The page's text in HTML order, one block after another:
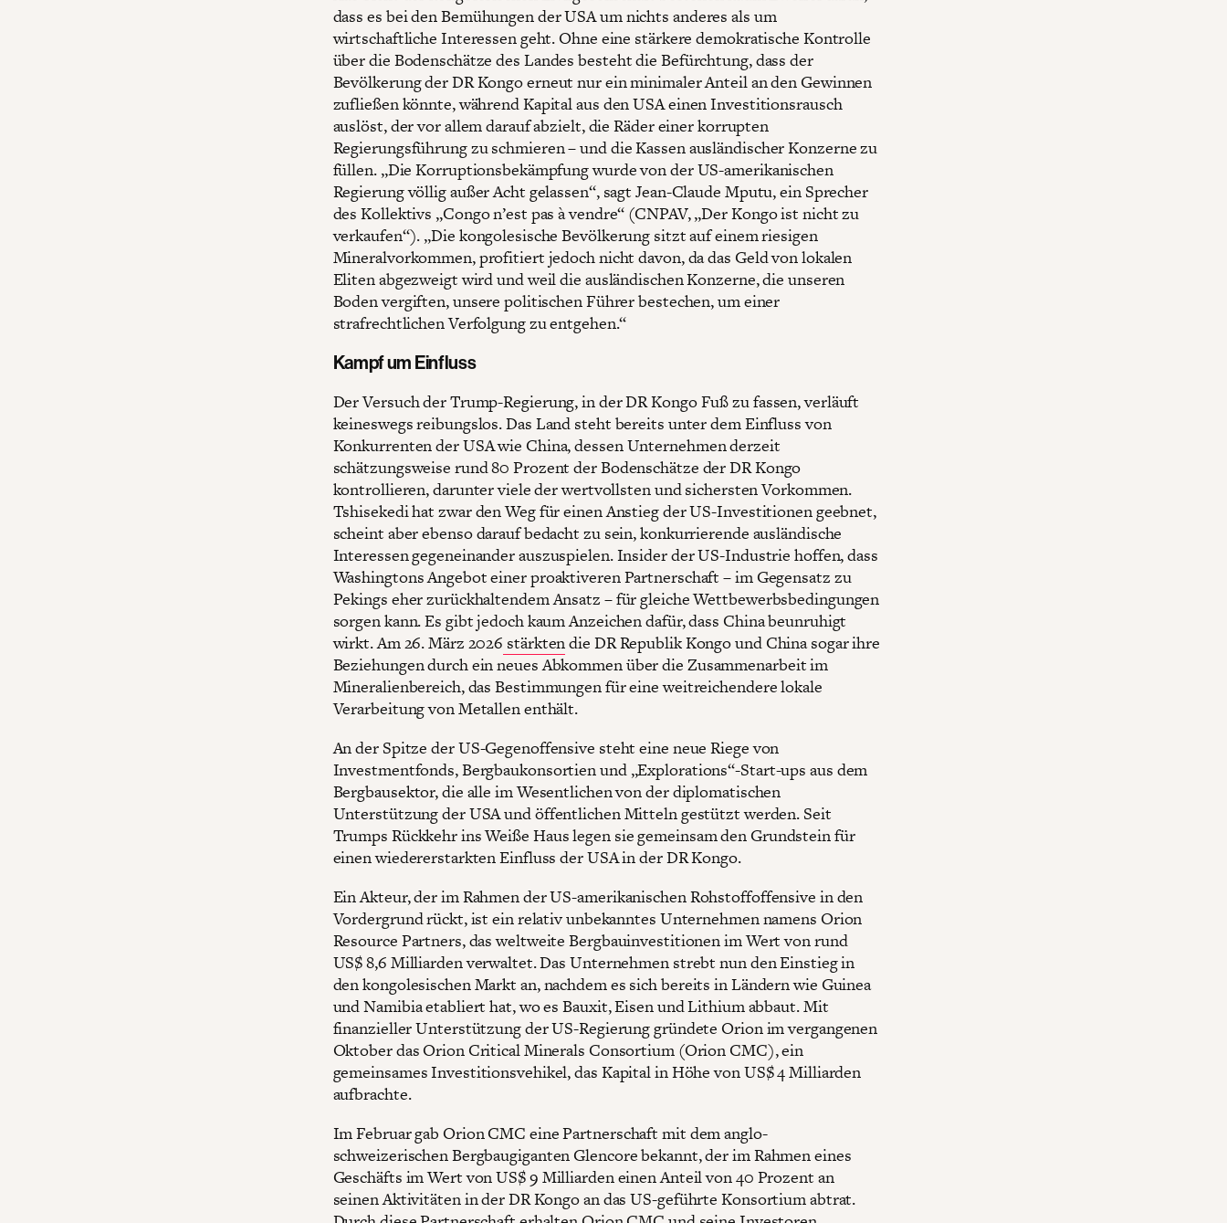
dass es bei den Bemühungen der USA um nichts anderes als um
wirtschaftliche Interessen geht. Ohne eine stärkere demokratische Kontrolle
über die Bodenschätze des Landes besteht die Befürchtung, dass der
Bevölkerung der DR Kongo erneut nur ein minimaler Anteil an den Gewinnen
zufließen könnte, während Kapital aus den USA einen Investitionsrausch
auslöst, der vor allem darauf abzielt, die Räder einer korrupten
Regierungsführung zu schmieren – und die Kassen ausländischer Konzerne zu
füllen. „Die Korruptionsbekämpfung wurde von der US-amerikanischen
Regierung völlig außer Acht gelassen“, sagt Jean-Claude Mputu, ein Sprecher
des Kollektivs „Congo n’est pas à vendre“ (CNPAV, „Der Kongo ist nicht zu
verkaufen“). „Die kongolesische Bevölkerung sitzt auf einem riesigen
Mineralvorkommen, profitiert jedoch nicht davon, da das Geld von lokalen
Eliten abgezweigt wird und weil die ausländischen Konzerne, die unseren
Boden vergiften, unsere politischen Führer bestechen, um einer
strafrechtlichen Verfolgung zu entgehen.“
Kampf um Einfluss
Der Versuch der Trump-Regierung, in der DR Kongo Fuß zu fassen, verläuft
keineswegs reibungslos. Das Land steht bereits unter dem Einfluss von
Konkurrenten der USA wie China, dessen Unternehmen derzeit
schätzungsweise rund 80 Prozent der Bodenschätze der DR Kongo
kontrollieren, darunter viele der wertvollsten und sichersten Vorkommen.
Tshisekedi hat zwar den Weg für einen Anstieg der US-Investitionen geebnet,
scheint aber ebenso darauf bedacht zu sein, konkurrierende ausländische
Interessen gegeneinander auszuspielen. Insider der US-Industrie hoffen, dass
Washingtons Angebot einer proaktiveren Partnerschaft – im Gegensatz zu
Pekings eher zurückhaltendem Ansatz – für gleiche Wettbewerbsbedingungen
sorgen kann. Es gibt jedoch kaum Anzeichen dafür, dass China beunruhigt
wirkt. Am 26. März 2026 stärktendie DR Republik Kongo und China sogar ihre
Beziehungen durch ein neues Abkommen über die Zusammenarbeit im
Mineralienbereich, das Bestimmungen für eine weitreichendere lokale
Verarbeitung von Metallen enthält.
An der Spitze der US-Gegenoffensive steht eine neue Riege von
Investmentfonds, Bergbaukonsortien und „Explorations“-Start-ups aus dem
Bergbausektor, die alle im Wesentlichen von der diplomatischen
Unterstützung der USA und öffentlichen Mitteln gestützt werden. Seit
Trumps Rückkehr ins Weiße Haus legen sie gemeinsam den Grundstein für
einen wiedererstarkten Einfluss der USA in der DR Kongo.
Ein Akteur, der im Rahmen der US-amerikanischen Rohstoffoffensive in den
Vordergrund rückt, ist ein relativ unbekanntes Unternehmen namens Orion
Resource Partners, das weltweite Bergbauinvestitionen im Wert von rund
US$ 8,6 Milliarden verwaltet. Das Unternehmen strebt nun den Einstieg in
den kongolesischen Markt an, nachdem es sich bereits in Ländern wie Guinea
und Namibia etabliert hat, wo es Bauxit, Eisen und Lithium abbaut. Mit
finanzieller Unterstützung der US-Regierung gründete Orion im vergangenen
Oktober das Orion Critical Minerals Consortium (Orion CMC), ein
gemeinsames Investitionsvehikel, das Kapital in Höhe von US$ 4 Milliarden
aufbrachte.
Im Februar gab Orion CMC eine Partnerschaft mit dem anglo-
schweizerischen Bergbaugiganten Glencore bekannt, der im Rahmen eines
Geschäfts im Wert von US$ 9 Milliarden einen Anteil von 40 Prozent an
seinen Aktivitäten in der DR Kongo an das US-geführte Konsortium abtrat.